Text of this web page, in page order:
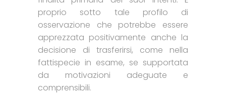
proprio sotto tale profilo di
osservazione che potrebbe essere
apprezzata positivamente anche la
decisione di trasferirsi, come nella
fattispecie in esame, se supportata
da motivazioni adeguate e
comprensibili.